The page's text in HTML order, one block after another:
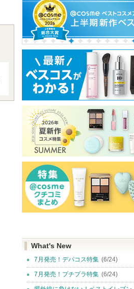
ショッピン
グサイトへ
グサイトへ
What's New
7月発売！デパコス特集 (6/24)
7月発売！プチプラ特集 (6/24)